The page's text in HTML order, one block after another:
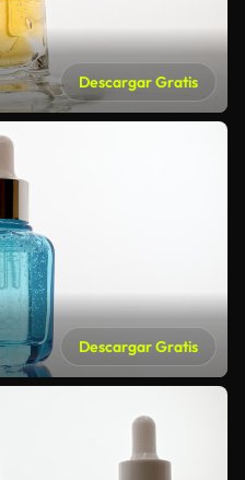
Descargar Gratis
Descargar Gratis